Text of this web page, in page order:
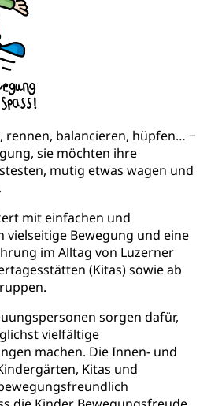
rennen, balancieren, hüpfen… −
sie möchten ihre
mutig etwas wagen und
mit einfachen und
vielseitige Bewegung und eine
im Alltag von Luzerner
(Kitas) sowie ab
sorgen dafür,
vielfältige
machen. Die Innen- und
Kitas und
(WAS
Luzern)
und Unfallversicherung
Produktesicherheit
Trinkwasser
Lebensmittel
Wellness, Unfallverhütung,
(Polizei)
Sozialpolitik,
Krankenversicherung,
Invalidenversicherung,
und Unfallversicherung
(gruezi.lu.ch)
(WAS Luzern)
- Sozialhilfe
(Dienststelle)
Opferhilfe
Suchtkrankheit,
Psychopharmaka
Sucht Region Luzern